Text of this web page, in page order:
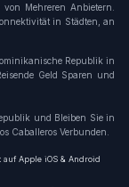
Mehreren Anbietern.
in Städten, an
Republik in
Geld Sparen und
und Bleiben Sie in
Caballeros Verbunden.
Apple iOS & Android